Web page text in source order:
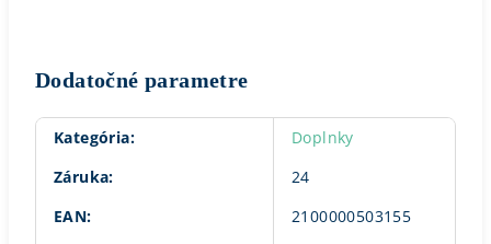
Dodatočné parametre
Kategória:
Doplnky
Záruka:
24
EAN:
2100000503155